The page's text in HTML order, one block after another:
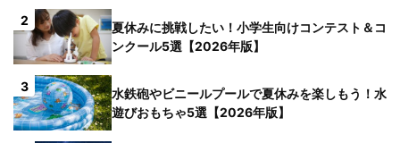
2
夏休みに挑戦したい！小学生向けコンテスト＆コ
ンクール5選【2026年版】
3
水鉄砲やビニールプールで夏休みを楽しもう！水
遊びおもちゃ5選【2026年版】